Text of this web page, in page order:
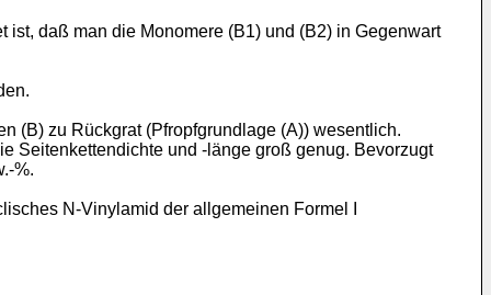
daß man die Monomere (B1) und (B2) in Gegenwart
(B) zu Rückgrat (Pfropfgrundlage (A)) wesentlich.
Seitenkettendichte und -länge groß genug. Bevorzugt
%.
N-Vinylamid der allgemeinen Formel I